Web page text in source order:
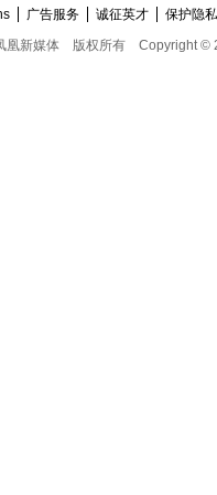
广告服务 诚征英才
保护隐
凰新媒体
版权所有 Copyright ©